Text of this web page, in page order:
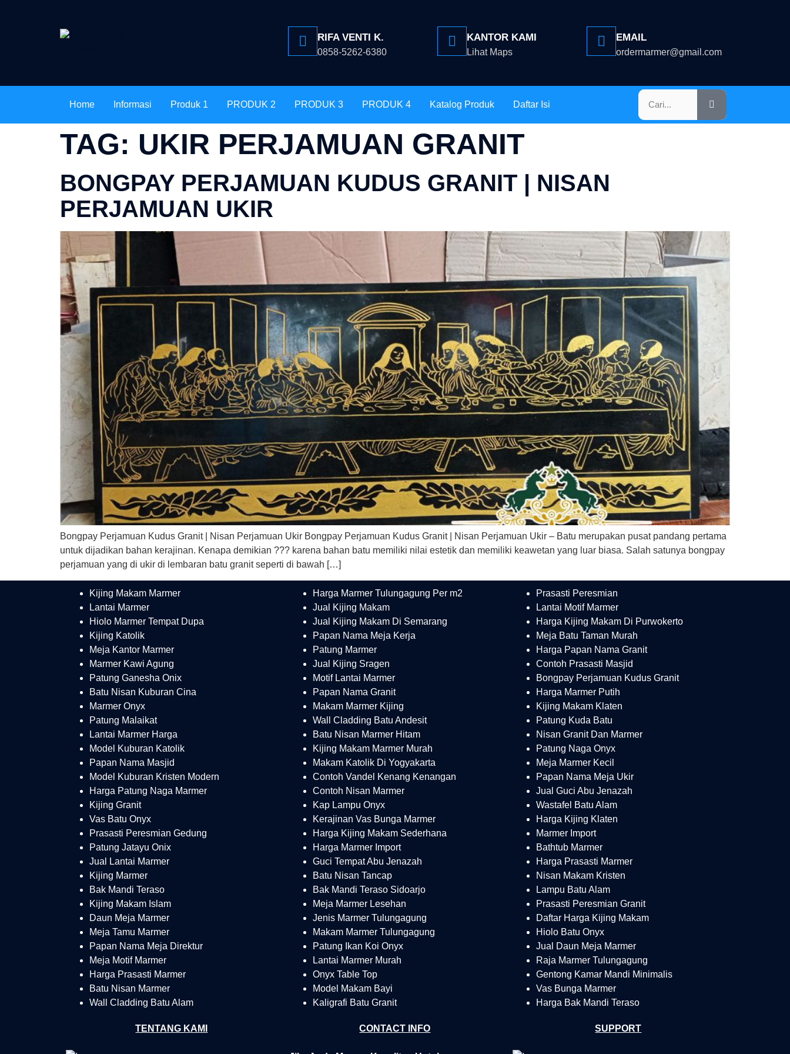
RIFA VENTI K.
0858-5262-6380
KANTOR KAMI
Lihat Maps
EMAIL
ordermarmer@gmail.com
Home Informasi Produk 1 PRODUK 2 PRODUK 3 PRODUK 4 Katalog Produk Daftar Isi
TAG: UKIR PERJAMUAN GRANIT
BONGPAY PERJAMUAN KUDUS GRANIT | NISAN
PERJAMUAN UKIR
Bongpay Perjamuan Kudus Granit | Nisan Perjamuan Ukir Bongpay Perjamuan Kudus Granit | Nisan Perjamuan Ukir – Batu merupakan pusat pandang pertama
untuk dijadikan bahan kerajinan. Kenapa demikian ??? karena bahan batu memiliki nilai estetik dan memiliki keawetan yang luar biasa. Salah satunya bongpay
perjamuan yang di ukir di lembaran batu granit seperti di bawah […]
Kijing Makam Marmer
Lantai Marmer
Hiolo Marmer Tempat Dupa
Kijing Katolik
Meja Kantor Marmer
Marmer Kawi Agung
Patung Ganesha Onix
Batu Nisan Kuburan Cina
Marmer Onyx
Patung Malaikat
Lantai Marmer Harga
Model Kuburan Katolik
Papan Nama Masjid
Model Kuburan Kristen Modern
Harga Patung Naga Marmer
Kijing Granit
Vas Batu Onyx
Prasasti Peresmian Gedung
Patung Jatayu Onix
Jual Lantai Marmer
Kijing Marmer
Bak Mandi Teraso
Kijing Makam Islam
Daun Meja Marmer
Meja Tamu Marmer
Papan Nama Meja Direktur
Meja Motif Marmer
Harga Prasasti Marmer
Batu Nisan Marmer
Wall Cladding Batu Alam
TENTANG KAMI
Harga Marmer Tulungagung Per m2
Jual Kijing Makam
Jual Kijing Makam Di Semarang
Papan Nama Meja Kerja
Patung Marmer
Jual Kijing Sragen
Motif Lantai Marmer
Papan Nama Granit
Makam Marmer Kijing
Wall Cladding Batu Andesit
Batu Nisan Marmer Hitam
Kijing Makam Marmer Murah
Makam Katolik Di Yogyakarta
Contoh Vandel Kenang Kenangan
Contoh Nisan Marmer
Kap Lampu Onyx
Kerajinan Vas Bunga Marmer
Harga Kijing Makam Sederhana
Harga Marmer Import
Guci Tempat Abu Jenazah
Batu Nisan Tancap
Bak Mandi Teraso Sidoarjo
Meja Marmer Lesehan
Jenis Marmer Tulungagung
Makam Marmer Tulungagung
Patung Ikan Koi Onyx
Lantai Marmer Murah
Onyx Table Top
Model Makam Bayi
Kaligrafi Batu Granit
CONTACT INFO
Prasasti Peresmian
Lantai Motif Marmer
Harga Kijing Makam Di Purwokerto
Meja Batu Taman Murah
Harga Papan Nama Granit
Contoh Prasasti Masjid
Bongpay Perjamuan Kudus Granit
Harga Marmer Putih
Kijing Makam Klaten
Patung Kuda Batu
Nisan Granit Dan Marmer
Patung Naga Onyx
Meja Marmer Kecil
Papan Nama Meja Ukir
Jual Guci Abu Jenazah
Wastafel Batu Alam
Harga Kijing Klaten
Marmer Import
Bathtub Marmer
Harga Prasasti Marmer
Nisan Makam Kristen
Lampu Batu Alam
Prasasti Peresmian Granit
Daftar Harga Kijing Makam
Hiolo Batu Onyx
Jual Daun Meja Marmer
Raja Marmer Tulungagung
Gentong Kamar Mandi Minimalis
Vas Bunga Marmer
Harga Bak Mandi Teraso
SUPPORT